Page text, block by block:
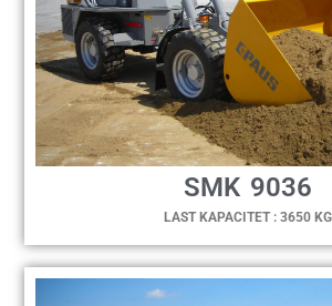
SMK 9036
LAST KAPACITET : 3650 KG